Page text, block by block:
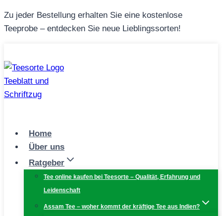
Zum
Inhalt
Zu jeder Bestellung erhalten Sie eine kostenlose
Teeprobe – entdecken Sie neue Lieblingssorten!
Home
Über uns
Ratgeber
Tee online kaufen bei Teesorte – Qualität, Erfahrung und
Leidenschaft
Assam Tee – woher kommt der kräftige Tee aus Indien?